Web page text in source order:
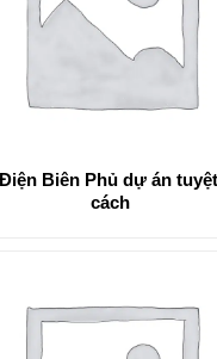
Biên Phủ dự án
cách